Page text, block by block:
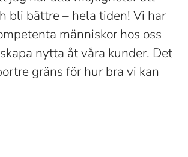
bli bättre – hela tiden! Vi har
människor hos oss
nytta åt våra kunder. Det
gräns för hur bra vi kan